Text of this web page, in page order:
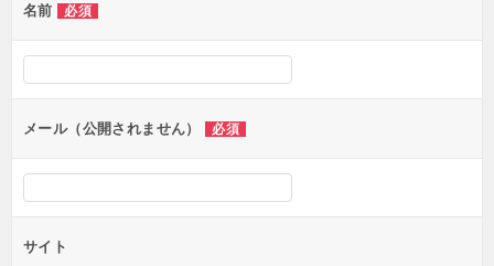
ー
シ
ン
名前 必須
メール（公開されません） 必須
サイト